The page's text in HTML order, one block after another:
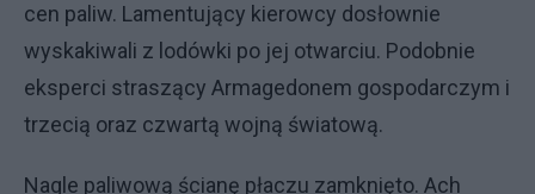
cen paliw. Lamentujący kierowcy dosłownie
wyskakiwali z lodówki po jej otwarciu. Podobnie
eksperci straszący Armagedonem gospodarczym i
trzecią oraz czwartą wojną światową.
Nagle paliwową ścianę płaczu zamknięto. Ach